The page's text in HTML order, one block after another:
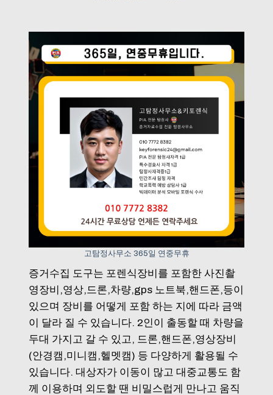
고탐정사무소 365일 연중무휴
증거수집 도구는 포렌식장비를 포함한 사진촬
영장비,영상,드론,차량,gps 노트북,핸드폰,등이
있으며 장비를 어떻게 포함 하는 지에 따라 금액
이 달라 질 수 있습니다. 2인이 출동할 때 차량을
두대 가지고 갈 수 있고, 드론,핸드폰,영상장비
(안경캠,미니캠,헬멧캠) 등 다양하게 활용될 수
있습니다. 대상자가 이동이 많고 대중교통도 함
께 이용하며 외도할 땐 비밀스럽게 만나고 움직